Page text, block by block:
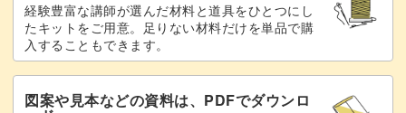
経験豊富な講師が選んだ材料と道具をひとつにし
たキットをご用意。足りない材料だけを単品で購
入することもできます。
図案や見本などの資料は、PDFでダウンロ